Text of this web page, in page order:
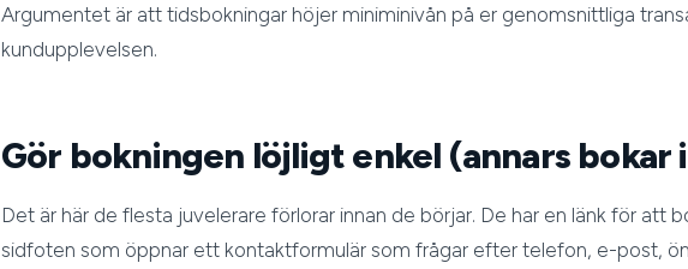
Argumentet är att tidsbokningar höjer miniminivån på er genomsnittliga
kundupplevelsen.
Gör bokningen löjligt enkel (annars bokar
Det är här de flesta juvelerare förlorar innan de börjar. De har en länk för att
sidfoten som öppnar ett kontaktformulär som frågar efter telefon, e-post,